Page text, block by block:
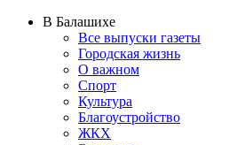
В Балашихе
Все выпуски газеты
Городская жизнь
О важном
Спорт
Культура
Благоустройство
ЖКХ